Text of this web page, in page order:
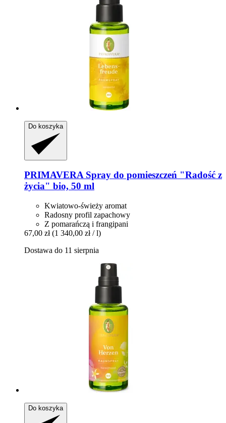
Do koszyka
PRIMAVERASpray do pomieszczeń "Radość z
życia" bio, 50 ml
Kwiatowo-świeży aromat
Radosny profil zapachowy
Z pomarańczą i frangipani
67,00 zł (1 340,00 zł / l)
Dostawa do 11 sierpnia
Do koszyka